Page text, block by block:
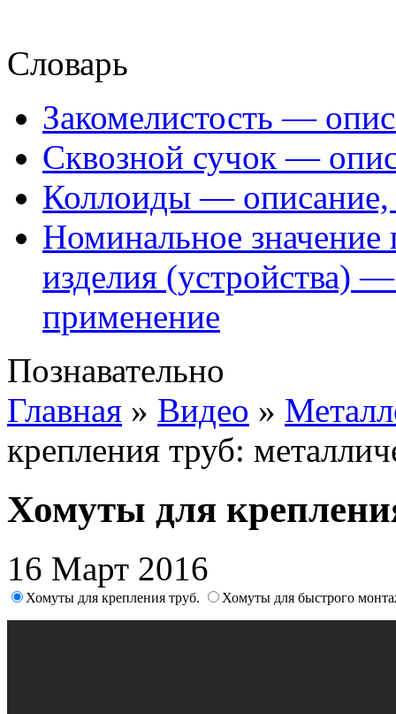
Словарь
Закомелистость —
Сквозной сучок —
Коллоиды — описание,
Номинальное значение
изделия (устройства)
применение
Познавательно
Главная » Видео »
крепления труб:
Хомуты для
16 Март 2016
Хомуты для крепления труб. Хомуты для быстрого